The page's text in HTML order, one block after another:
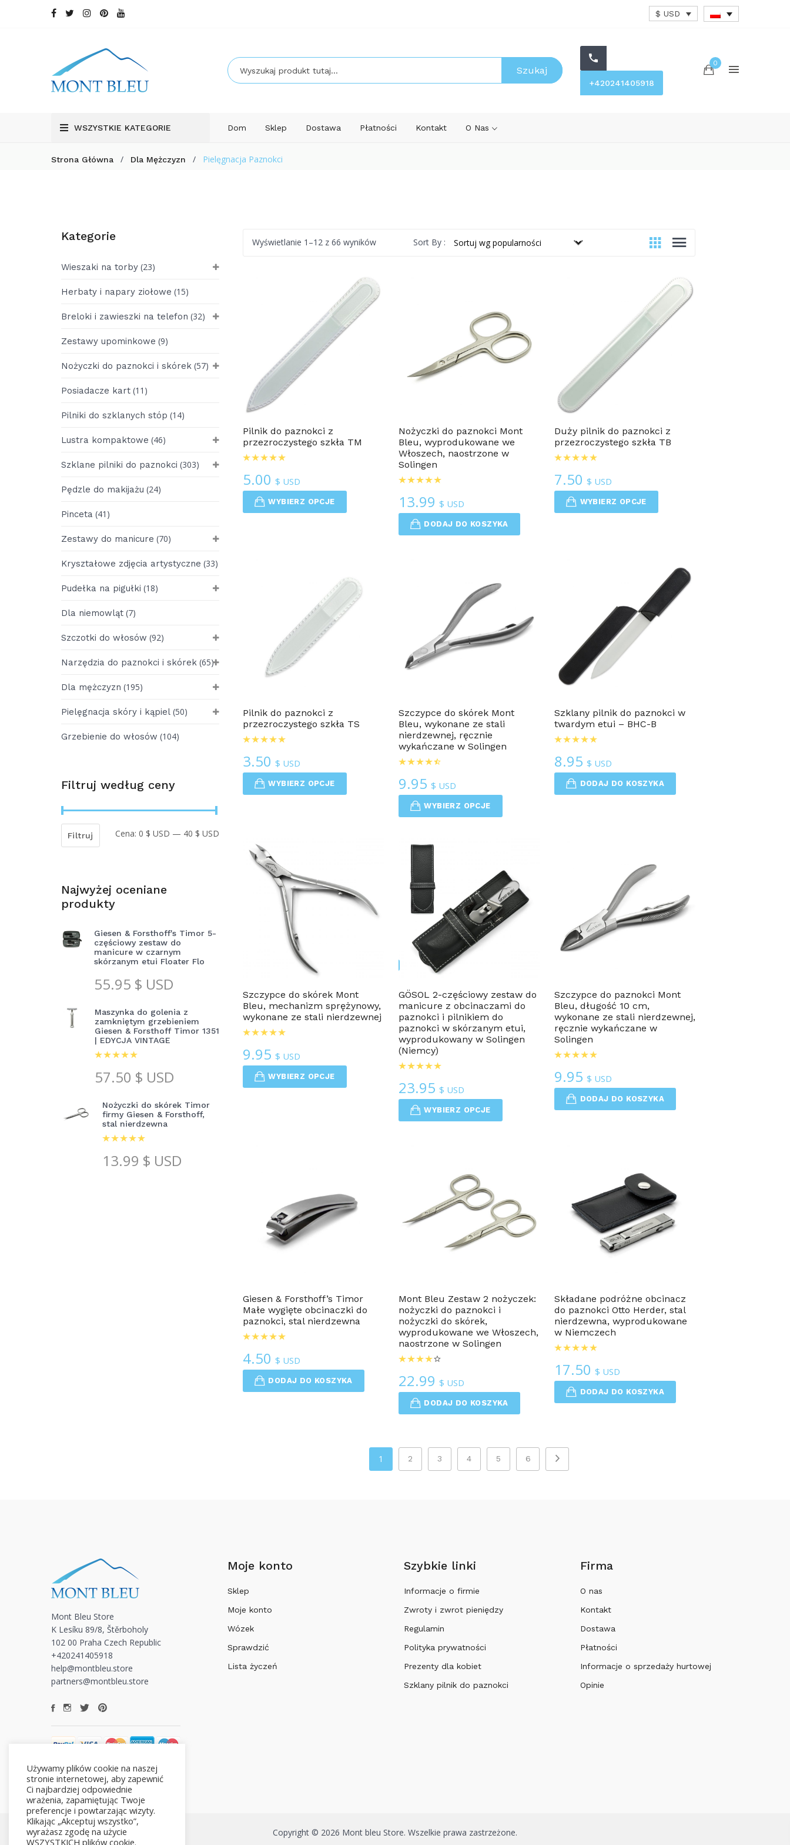
$ USD
Szukaj
+420241405918
0
WSZYSTKIE KATEGORIE Dom Sklep Dostawa Płatności Kontakt O Nas
Strona Główna / Dla Mężczyzn / Pielęgnacja Paznokci
Kategorie
Wieszaki na torby (23)
Herbaty i napary ziołowe (15)
Breloki i zawieszki na telefon (32)
Zestawy upominkowe (9)
Nożyczki do paznokci i skórek (57)
Posiadacze kart (11)
Pilniki do szklanych stóp (14)
Lustra kompaktowe (46)
Szklane pilniki do paznokci (303)
Pędzle do makijażu (24)
Pinceta (41)
Zestawy do manicure (70)
Kryształowe zdjęcia artystyczne (33)
Pudełka na pigułki (18)
Dla niemowląt (7)
Szczotki do włosów (92)
Narzędzia do paznokci i skórek (65)
Dla mężczyzn (195)
Pielęgnacja skóry i kąpiel (50)
Grzebienie do włosów (104)
Filtruj według ceny
Filtruj Cena: 0 $ USD — 40 $ USD
Najwyżej oceniane
produkty
Giesen & Forsthoff's Timor 5-
częściowy zestaw do
manicure w czarnym
skórzanym etui Floater Flo
55.95 $ USD
Maszynka do golenia z
zamkniętym grzebieniem
Giesen & Forsthoff Timor 1351
| EDYCJA VINTAGE
57.50 $ USD
Nożyczki do skórek Timor
firmy Giesen & Forsthoff,
stal nierdzewna
13.99 $ USD
Wyświetlanie 1–12 z 66 wynikówPosortowaneSort By :
Pilnik do paznokci z
przezroczystego szkła TM
5.00 $ USD
WYBIERZ OPCJE
Dla Mężczyzn
Nożyczki do paznokci Mont
Bleu, wyprodukowane we
Włoszech, naostrzone w
Solingen
13.99$ USD
DODAJ DO KOSZYKA
Duży pilnik do paznokci z
przezroczystego szkła TB
7.50$ USD
WYBIERZ OPCJE
Dla Mężczyzn
Pilnik do paznokci z
przezroczystego szkła TS
3.50 $ USD
WYBIERZ OPCJE
Szczypce do skórek Mont
Bleu, wykonane ze stali
nierdzewnej, ręcznie
wykańczane w Solingen
9.95$ USD
WYBIERZ OPCJE
Szklany pilnik do paznokci w
twardym etui – BHC-B
8.95$ USD
DODAJ DO KOSZYKA
Dla Mężczyzn
Szczypce do skórek Mont
Bleu, mechanizm sprężynowy,
wykonane ze stali nierdzewnej
9.95 $ USD
WYBIERZ OPCJE
2-Częściowe Zestawy Do Manicure
GÖSOL 2-częściowy zestaw do
manicure z obcinaczami do
paznokci i pilnikiem do
paznokci w skórzanym etui,
wyprodukowany w Solingen
(Niemcy)
23.95$ USD
WYBIERZ OPCJE
Dla Mężczyzn
Szczypce do paznokci Mont
Bleu, długość 10 cm,
wykonane ze stali nierdzewnej,
ręcznie wykańczane w
Solingen
9.95$ USD
DODAJ DO KOSZYKA
Giesen & Forsthoff’s Timor
Małe wygięte obcinaczki do
paznokci, stal nierdzewna
4.50 $ USD
DODAJ DO KOSZYKA
Mont Bleu Zestaw 2 nożyczek:
nożyczki do paznokci i
nożyczki do skórek,
wyprodukowane we Włoszech,
naostrzone w Solingen
22.99$ USD
DODAJ DO KOSZYKA
Składane podróżne obcinacz
do paznokci Otto Herder, stal
nierdzewna, wyprodukowane
w Niemczech
17.50$ USD
DODAJ DO KOSZYKA
1 2 3 4 5 6
Mont Bleu Store
K Lesíku 89/8, Štěrboholy
102 00 Praha Czech Republic
+420241405918
help@montbleu.store
partners@montbleu.store
Moje konto
Sklep
Moje konto
Wózek
Sprawdzić
Lista życzeń
Szybkie linki
Informacje o firmie
Zwroty i zwrot pieniędzy
Regulamin
Polityka prywatności
Prezenty dla kobiet
Szklany pilnik do paznokci
Firma
O nas
Kontakt
Dostawa
Płatności
Informacje o sprzedaży hurtowej
Opinie
Copyright © 2026 Mont bleu Store. Wszelkie prawa zastrzeżone.
Używamy plików cookie na naszej
stronie internetowej, aby zapewnić
Ci najbardziej odpowiednie
wrażenia, zapamiętując Twoje
preferencje i powtarzając wizyty.
Klikając „Akceptuj wszystko”,
wyrażasz zgodę na użycie
WSZYSTKICH plików cookie.